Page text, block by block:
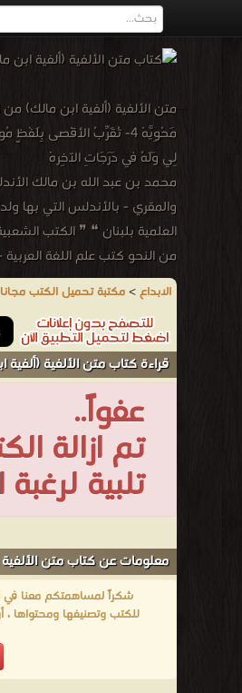
لِي وَلَهُ في دَرَجَاتِ الآخِرهْ
والمقري - بالأندلس التي بها
العلمية بلبنان ❝ ❞ الكتب
من النحو كتب علم اللغة
الابداع>مكتبة تحميل الكتب مجانا
قراءة كتاب متن الألفية (ألفية
عفواً..
تم ازالة
تلبية
معلومات عن كتاب متن الألفية
شكراً لمساهمتكم معنا في
للكتب وتصنيفها ومحتواها